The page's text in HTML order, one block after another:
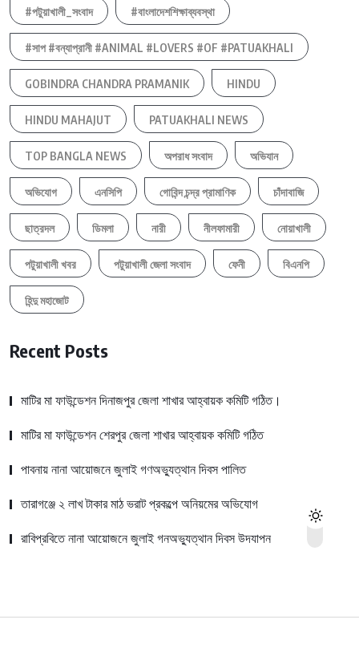
#পটুয়াখালী_সংবাদ #বাংলাদেশশিক্ষাব্যবস্থা
#সাপ #বন্যাপ্রানী #ANIMAL #LOVERS #OF #PATUAKHALI
GOBINDRA CHANDRA PRAMANIK HINDU
HINDU MAHAJUT PATUAKHALI NEWS
TOP BANGLA NEWS অপরাধ সংবাদ অভিযান
অভিযোগ এনসিপি গোবিন্দ চন্দ্র প্রামাণিক চাঁদাবাজি
ছাত্রদল ডিমলা নারী নীলফামারী নোয়াখালী
পটুয়াখালী খবর পটুয়াখালী জেলা সংবাদ ফেনী বিএনপি
হিন্দু মহাজোট
Recent Posts
মাটির মা ফাউন্ডেশন দিনাজপুর জেলা শাখার আহ্বায়ক কমিটি গঠিত।
মাটির মা ফাউন্ডেশন শেরপুর জেলা শাখার আহ্বায়ক কমিটি গঠিত
পাবনায় নানা আয়োজনে জুলাই গণঅভ্যুত্থান দিবস পালিত
তারাগঞ্জে ২ লাখ টাকার মাঠ ভরাট প্রকল্পে অনিয়মের অভিযোগ
রাবিপ্রবিতে নানা আয়োজনে জুলাই গনঅভ্যুত্থান দিবস উদযাপন